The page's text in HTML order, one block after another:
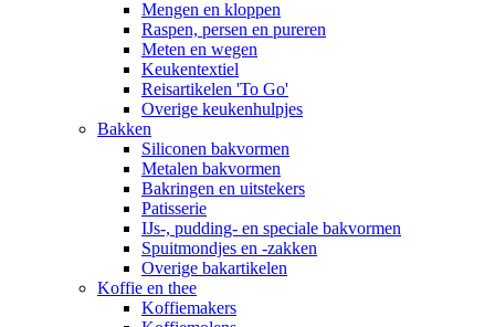
Mengen en kloppen
Raspen, persen en pureren
Meten en wegen
Keukentextiel
Reisartikelen 'To Go'
Overige keukenhulpjes
Bakken
Siliconen bakvormen
Metalen bakvormen
Bakringen en uitstekers
Patisserie
IJs-, pudding- en speciale bakvormen
Spuitmondjes en -zakken
Overige bakartikelen
Koffie en thee
Koffiemakers